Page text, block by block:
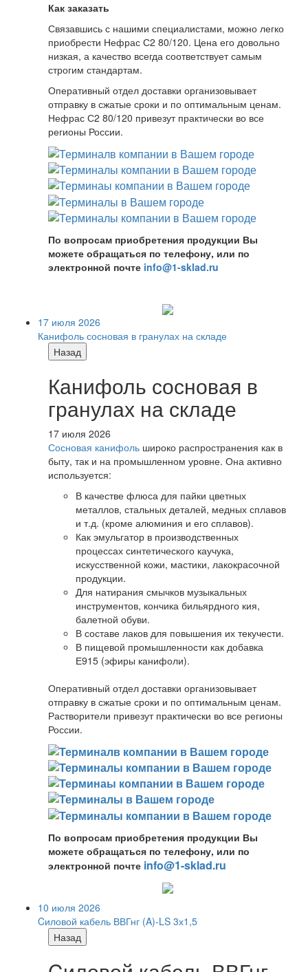
Как заказать
Связавшись с нашими специалистами, можно легко
приобрести Нефрас С2 80/120. Цена его довольно
низкая, а качество всегда соответствует самым
строгим стандартам.
Оперативный отдел доставки организовывает
отправку в сжатые сроки и по оптимальным ценам.
Нефрас С2 80/120 привезут практически во все
регионы России.
По вопросам приобретения продукции Вы
можете обращаться по телефону, или по
электронной почте info@1-sklad.ru
17 июля 2026
Канифоль сосновая в гранулах на складе
Назад
Канифоль сосновая в
гранулах на складе
17 июля 2026
Сосновая канифоль широко распространения как в
быту, так и на промышленном уровне. Она активно
используется:
В качестве флюса для пайки цветных
металлов, стальных деталей, медных сплавов
и т.д. (кроме алюминия и его сплавов).
Как эмульгатор в производственных
процессах синтетического каучука,
искусственной кожи, мастики, лакокрасочной
продукции.
Для натирания смычков музыкальных
инструментов, кончика бильярдного кия,
балетной обуви.
В составе лаков для повышения их текучести.
В пищевой промышленности как добавка
Е915 (эфиры канифоли).
Оперативный отдел доставки организовывает
отправку в сжатые сроки и по оптимальным ценам.
Растворители привезут практически во все регионы
России.
По вопросам приобретения продукции Вы
можете обращаться по телефону, или по
электронной почте info@1-sklad.ru
10 июля 2026
Cиловой кабель ВВГнг (A)-LS 3х1,5
Назад